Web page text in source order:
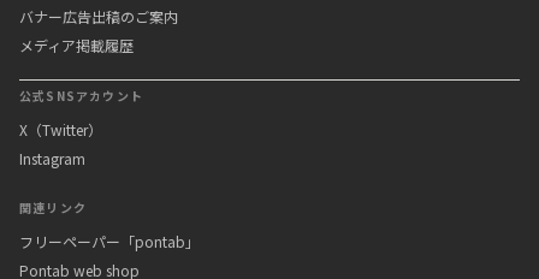
バナー広告出稿のご案内
メディア掲載履歴
公式SNSアカウント
X（Twitter）
Instagram
関連リンク
フリーペーパー「pontab」
Pontab web shop